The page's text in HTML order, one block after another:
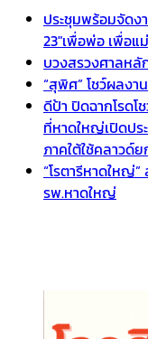
ประชุมพร้อมจัดง
23″เพื่อพ่อ เพื่อ
บวงสรวงศาลหลั
“สุพิศ” โชว์ผลง
ดีป้า ปิดฉากโรด
ที่หาดใหญ่เปิดปร
ภาคใต้ใช้คลาวด์
“โรตารีหาดให
รพ.หาดใหญ่